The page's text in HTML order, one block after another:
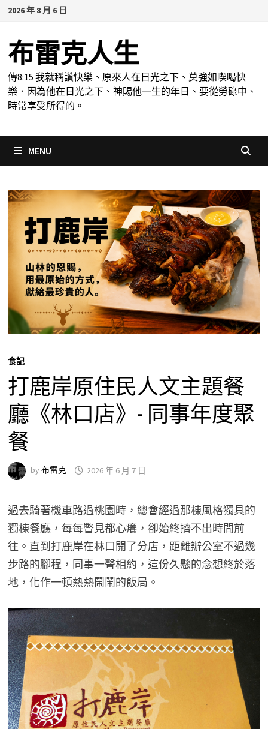
Skip
content
2026 年 8 月 6 日
布雷克人生
傳8:15 我就稱讚快樂、原來人在日光之下、莫強如喫喝快
樂．因為他在日光之下、神賜他一生的年日、要從勞碌中、
時常享受所得的。
MENU
食記
打鹿岸原住民人文主題餐
廳《林口店》- 同事年度聚
餐
by 布雷克 2026 年 6 月 7 日
過去騎著機車路過桃園時，總會經過那棟風格獨具的
獨棟餐廳，每每瞥見都心癢，卻始終擠不出時間前
往。直到打鹿岸在林口開了分店，距離辦公室不過幾
步路的腳程，同事一聲相約，這份久懸的念想終於落
地，化作一頓熱熱鬧鬧的飯局。